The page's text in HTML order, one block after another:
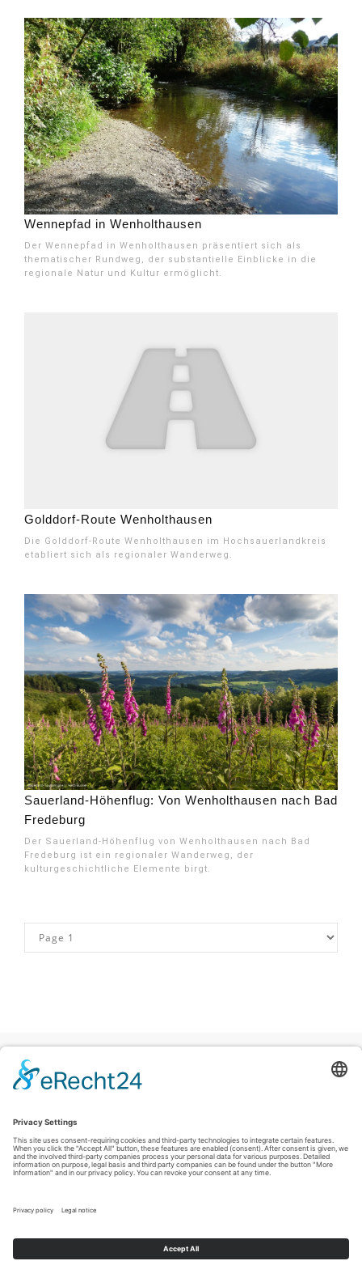
Wennepfad in Wenholthausen
Der Wennepfad in Wenholthausen präsentiert sich als
thematischer Rundweg, der substantielle Einblicke in die
regionale Natur und Kultur ermöglicht.
Golddorf-Route Wenholthausen
Die Golddorf-Route Wenholthausen im Hochsauerlandkreis
etabliert sich als regionaler Wanderweg.
Sauerland-Höhenflug: Von Wenholthausen nach Bad
Fredeburg
Der Sauerland-Höhenflug von Wenholthausen nach Bad
Fredeburg ist ein regionaler Wanderweg, der
kulturgeschichtliche Elemente birgt.
Colofon|Privacyverklaring|Verklaring inzake toegankelijkheid
Contact
Sauerland-Tourismus e.V.